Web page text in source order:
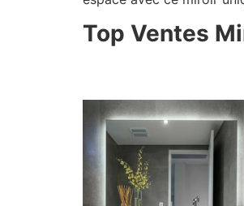
Top Ventes